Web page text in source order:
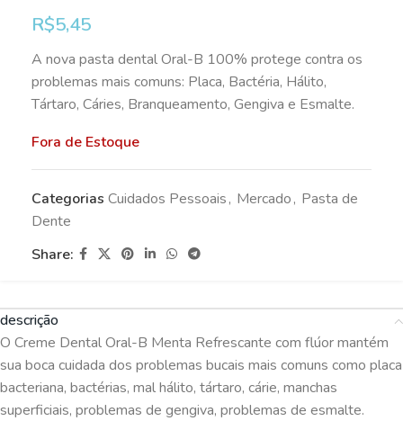
R$5,45
A nova pasta dental Oral-B 100% protege contra os
problemas mais comuns: Placa, Bactéria, Hálito,
Tártaro, Cáries, Branqueamento, Gengiva e Esmalte.
Fora de Estoque
Categorias Cuidados Pessoais, Mercado, Pasta de
Dente
Share:
descrição
O Creme Dental Oral-B Menta Refrescante com flúor mantém
sua boca cuidada dos problemas bucais mais comuns como placa
bacteriana, bactérias, mal hálito, tártaro, cárie, manchas
superficiais, problemas de gengiva, problemas de esmalte.